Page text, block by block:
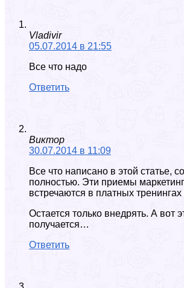
Vladivir
05.07.2014 в 21:55
Все что надо
Ответить
Виктор
30.07.2014 в 11:09
Все что написано в этой статье,
полностью. Эти приемы
встречаются в платных тренингах
Остается только внедрять. А вот
получается…
Ответить